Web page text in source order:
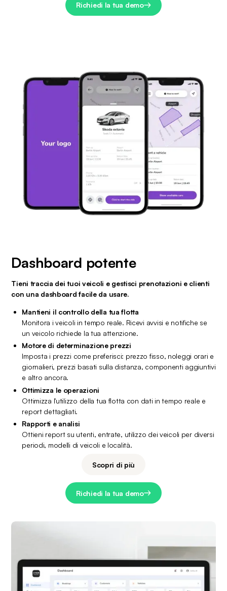
Richiedi la tua demo
Dashboard potente
Tieni traccia dei tuoi veicoli e gestisci prenotazioni e clienti
con una dashboard facile da usare.
Mantieni il controllo della tua flotta
Monitora i veicoli in tempo reale. Ricevi avvisi e notifiche se
un veicolo richiede la tua attenzione.
Motore di determinazione prezzi
Imposta i prezzi come preferisci: prezzo fisso, noleggi orari e
giornalieri, prezzi basati sulla distanza, componenti aggiuntivi
e altro ancora.
Ottimizza le operazioni
Ottimizza l'utilizzo della tua flotta con dati in tempo reale e
report dettagliati.
Rapporti e analisi
Ottieni report su utenti, entrate, utilizzo dei veicoli per diversi
periodi, modelli di veicoli e località.
Scopri di più
Richiedi la tua demo